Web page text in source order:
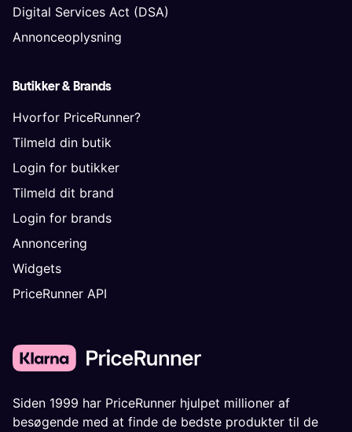
Digital Services Act (DSA)
Annonceoplysning
Butikker & Brands
Hvorfor PriceRunner?
Tilmeld din butik
Login for butikker
Tilmeld dit brand
Login for brands
Annoncering
Widgets
PriceRunner API
Siden 1999 har PriceRunner hjulpet millioner af
besøgende med at finde de bedste produkter til de